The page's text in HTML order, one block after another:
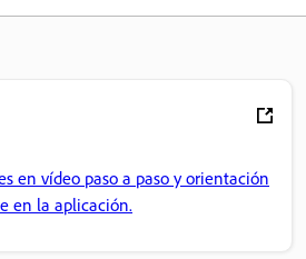
en vídeo paso a paso y orientación
en la aplicación.